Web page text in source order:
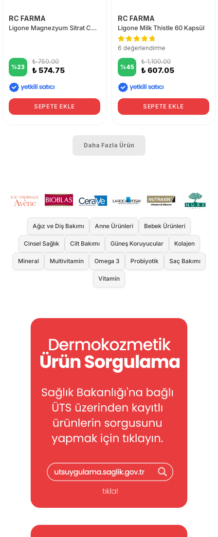
RC FARMA
Ligone Magnezyum Sitrat Complex 60 Tablet
%23
₺ 750.00
₺ 574.75
SEPETE EKLE
RC FARMA
Ligone Milk Thistle 60 Kapsül
6 değerlendirme
%45
₺ 1,100.00
₺ 607.05
SEPETE EKLE
Daha Fazla Ürün
Ağız ve Diş Bakımı Anne Ürünleri Bebek Ürünleri
Cinsel Sağlık Cilt Bakımı Güneş Koruyucular Kolajen
Mineral Multivitamin Omega 3 Probiyotik Saç Bakımı
Vitamin